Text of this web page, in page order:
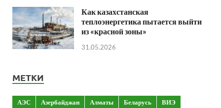
Как казахстанская
теплоэнергетика пытается выйти
из «красной зоны»
31.05.2026
МЕТКИ
АЭС Азербайджан Алматы Беларусь
ВИЭ